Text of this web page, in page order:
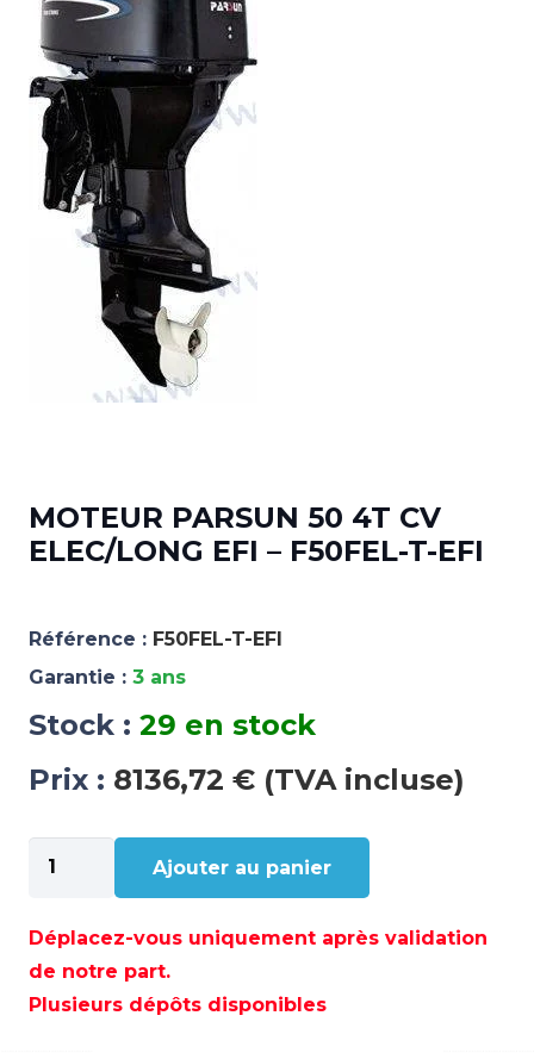
MOTEUR PARSUN 50 4T CV
ELEC/LONG EFI – F50FEL-T-EFI
Référence : F50FEL-T-EFI
Garantie : 3 ans
Stock : 29 en stock
Prix : 8136,72 € (TVA incluse)
quantité
de
PARSUN
50
4T
Ajouter au panier
Déplacez-vous uniquement après validation
de notre part.
Plusieurs dépôts disponibles